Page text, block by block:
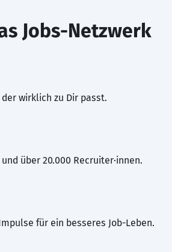
Jobs-Netzwerk
wirklich zu Dir passt.
über 20.000 Recruiter·innen.
für ein besseres Job-Leben.